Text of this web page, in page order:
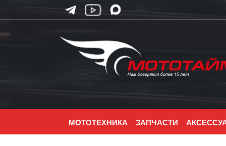
МОТОТЕХНИКА ЗАПЧАСТИ